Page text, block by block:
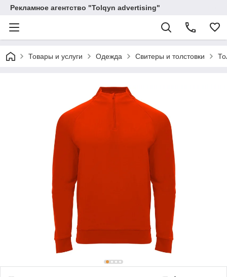
Рекламное агентство "Tolqyn advertising"
Товары и услуги Одежда Свитеры и толстовки